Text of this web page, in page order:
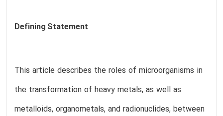
Defining Statement
This article describes the roles of microorganisms in
the transformation of heavy metals, as well as
metalloids, organometals, and radionuclides, between